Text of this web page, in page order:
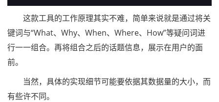
这款工具的工作原理其实不难，简单来说就是通过将关
键词与“What、Why、When、Where、How”等疑问词进
行一一组合。再将组合之后的话题信息，展示在用户的面
前。
当然，具体的实现细节可能要依据其数据量的大小，而
有些许不同。